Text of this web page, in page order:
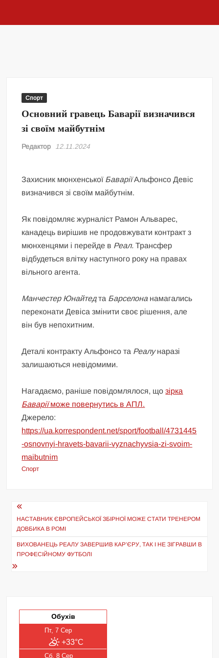
Спорт
Основний гравець Баварії визначився
зі своїм майбутнім
Редактор 12.11.2024
Захисник мюнхенської БаваріїАльфонсо Девіс
визначився зі своїм майбутнім.
Як повідомляє журналіст Рамон Альварес,
канадець вирішив не продовжувати контракт з
мюнхенцями і перейде в Реал. Трансфер
відбудеться влітку наступного року на правах
вільного агента.
Манчестер Юнайтедта Барселона намагались
переконати Девіса змінити своє рішення, але
він був непохитним.
Деталі контракту Альфонсо та Реалунаразі
залишаються невідомими.
Нагадаємо, раніше повідомлялося, щозірка
Баваріїможе повернутись в АПЛ.
Джерело:
https://ua.korrespondent.net/sport/football/4731445
-osnovnyi-hravets-bavarii-vyznachyvsia-zi-svoim-
maibutnim
Спорт
Навігація
записів
НАСТАВНИК ЄВРОПЕЙСЬКОЇ ЗБІРНОЇ МОЖЕ СТАТИ ТРЕНЕРОМ
ДОВБИКА В РОМІ
ВИХОВАНЕЦЬ РЕАЛУ ЗАВЕРШИВ КАР’ЄРУ, ТАК І НЕ ЗІГРАВШИ В
ПРОФЕСІЙНОМУ ФУТБОЛІ
Обухів
Пт, 7 Сер
+33°C
Сб, 8 Сер